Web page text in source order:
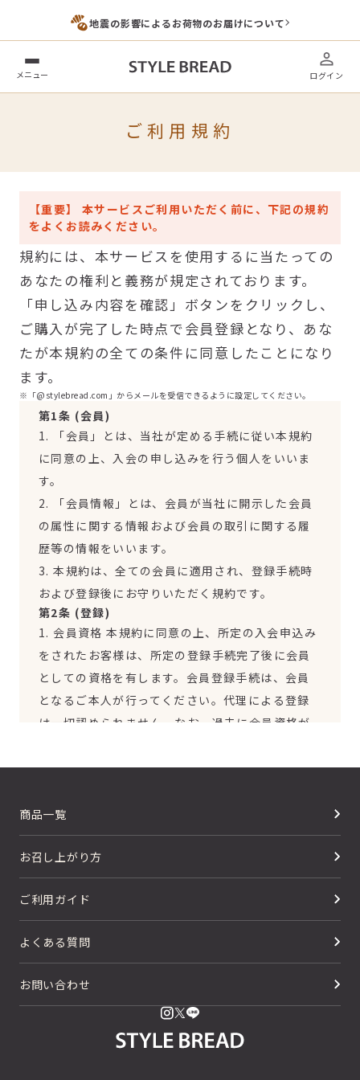
地震の影響によるお荷物のお届けについて
メニュー ログイン
ご利用規約
【重要】 本サービスご利用いただく前に、下記の規約
をよくお読みください。
規約には、本サービスを使用するに当たっての
あなたの権利と義務が規定されております。
「申し込み内容を確認」ボタンをクリックし、
ご購入が完了した時点で会員登録となり、あな
たが本規約の全ての条件に同意したことになり
ます。
※「@stylebread.com」からメールを受信できるように設定してください。
第1条 (会員)
1. 「会員」とは、当社が定める手続に従い本規約
に同意の上、入会の申し込みを行う個人をいいま
す。
2. 「会員情報」とは、会員が当社に開示した会員
の属性に関する情報および会員の取引に関する履
歴等の情報をいいます。
3. 本規約は、全ての会員に適用され、登録手続時
および登録後にお守りいただく規約です。
第2条 (登録)
1. 会員資格 本規約に同意の上、所定の入会申込み
をされたお客様は、所定の登録手続完了後に会員
としての資格を有します。会員登録手続は、会員
となるご本人が行ってください。代理による登録
は一切認められません。なお、過去に会員資格が
断した方からの会員申込はお断りする場合があり
2. 会員情報の入力 会員登録手続の際には、入力上
の注意をよく読み、所定の入力フォームに必要事
項を正確に入力してください。会員情報の登録に
おいて、特殊記号・旧漢字・ローマ数字などはご
使用になれません。これらの文字が登録された場
合は当社にて変更致します。
3. パスワードの管理 (1)パスワードは会員本人の
きないものとします。
(2)パスワードは、他人に知られることがないよう
定期的に変更する等、会員本人が責任をもって管
商品一覧
お召し上がり方
ご利用ガイド
よくある質問
お問い合わせ